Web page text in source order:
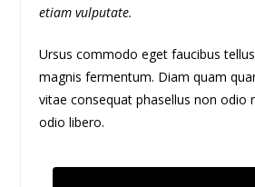
etiam vulputate.
Ursus commodo eget faucibus
magnis fermentum. Diam quam
vitae consequat phasellus non odio
odio libero.